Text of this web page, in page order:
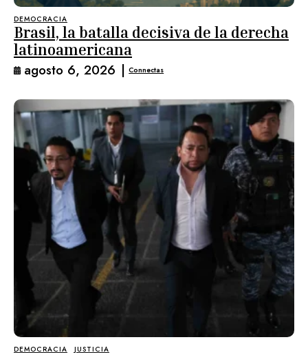
DEMOCRACIA
Brasil, la batalla decisiva de la derecha
latinoamericana
agosto 6, 2026 | Connectas
DEMOCRACIA JUSTICIA